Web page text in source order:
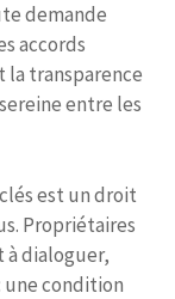
demande
accords
la transparence
entre les
est un droit
Propriétaires
dialoguer,
condition